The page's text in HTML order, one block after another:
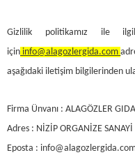
Gizlilik politikamız ile
için info@alagozlergida.com
aşağıdaki iletişim bilgilerinden
Firma Ünvanı : ALAGÖZLER
Adres : NİZİP ORGANİZE
Eposta :